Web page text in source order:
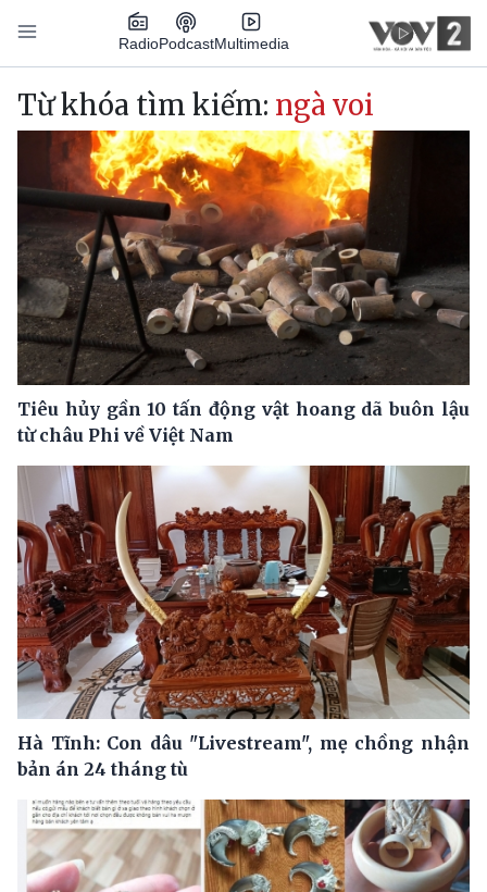
Nhảy đến nội dung
RadioPodcastMultimedia
Main navigation
Từ khóa tìm kiếm: ngà voi
Tiêu hủy gần 10 tấn động vật hoang dã buôn lậu
từ châu Phi về Việt Nam
Hà Tĩnh: Con dâu "Livestream", mẹ chồng nhận
bản án 24 tháng tù